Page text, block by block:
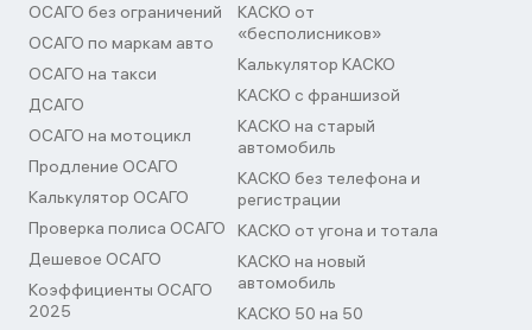
ОСАГО без ограничений
ОСАГО по маркам авто
ОСАГО на такси
ДСАГО
ОСАГО на мотоцикл
Продление ОСАГО
Калькулятор ОСАГО
Проверка полиса ОСАГО
Дешевое ОСАГО
Коэффициенты ОСАГО
2025
КАСКО от
«бесполисников»
Калькулятор КАСКО
КАСКО с франшизой
КАСКО на старый
автомобиль
КАСКО без телефона и
регистрации
КАСКО от угона и тотала
КАСКО на новый
автомобиль
КАСКО 50 на 50